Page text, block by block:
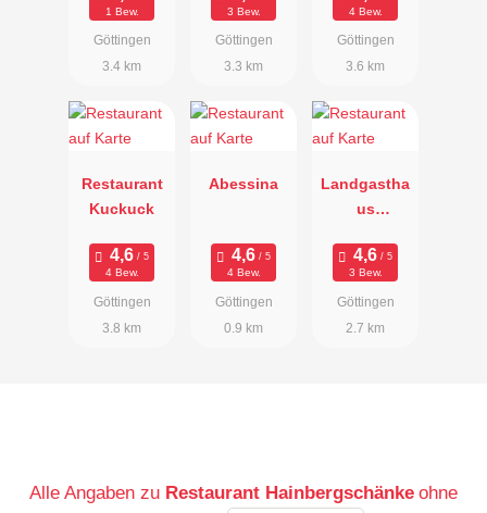
1 Bew.
Göttingen
3.4 km
3 Bew.
Göttingen
3.3 km
4 Bew.
Göttingen
3.6 km
Restaurant
Kuckuck
4 Bew.
Göttingen
3.8 km
Abessina
4 Bew.
Göttingen
0.9 km
Landgastha
us
3 Bew.
Göttingen
2.7 km
Alle Angaben zu Restaurant Hainbergschänke ohne